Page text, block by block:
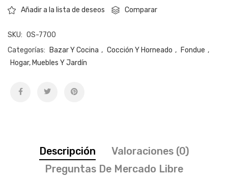
Añadir a la lista de deseos Comparar
SKU: OS-7700
Categorías:
Bazar Y Cocina , Cocción Y Horneado , Fondue ,
Hogar, Muebles Y Jardín
Descripción
Valoraciones (0)
Preguntas De Mercado Libre